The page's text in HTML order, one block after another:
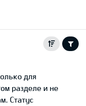
для
разделе и не
Статус